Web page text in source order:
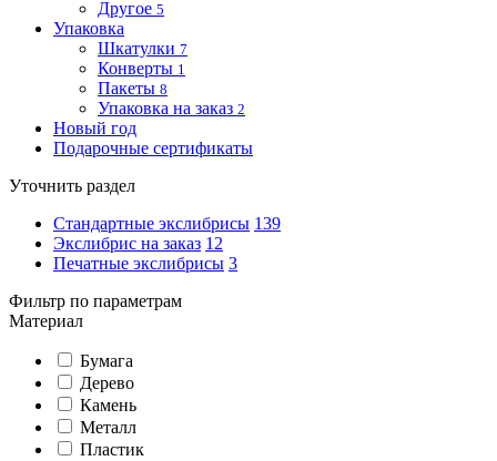
Другое 5
Упаковка
Шкатулки 7
Конверты 1
Пакеты 8
Упаковка на заказ 2
Новый год
Подарочные сертификаты
Уточнить раздел
Стандартные экслибрисы 139
Экслибрис на заказ 12
Печатные экслибрисы 3
Фильтр по параметрам
Материал
Бумага
Дерево
Камень
Металл
Пластик